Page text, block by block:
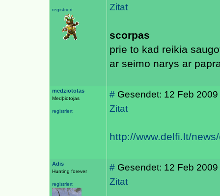
registriert
Zitat
scorpas
prie to kad reikia
ar seimo narys ar
medziototas
Medþiotojas
registriert
# Gesendet: 12 Feb
Zitat
http://www.delfi.lt/
Adis
Hunting forever
registriert
# Gesendet: 12 Feb
Zitat